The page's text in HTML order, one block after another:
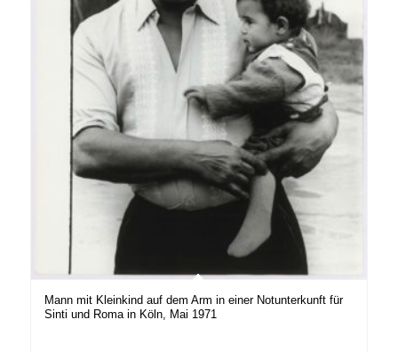
Mann mit Kleinkind auf dem Arm in einer Notunterkunft für
Sinti und Roma in Köln, Mai 1971